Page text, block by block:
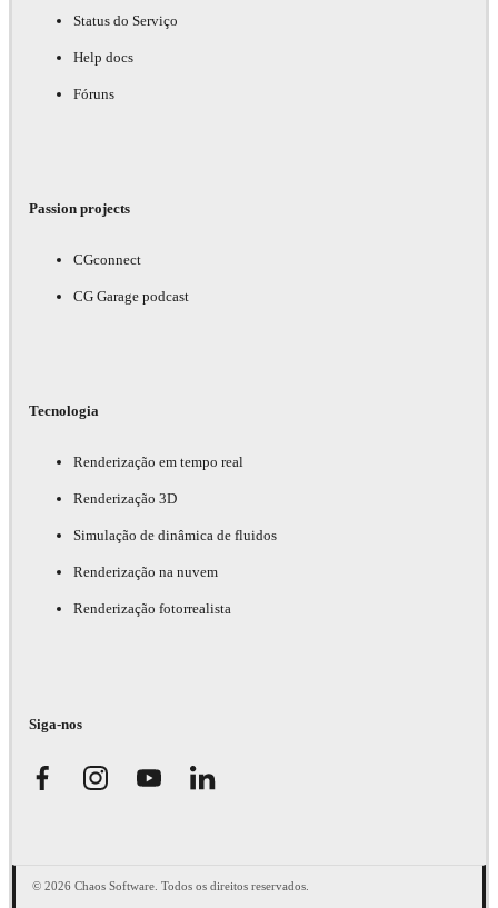
Status do Serviço
Help docs
Fóruns
Passion projects
CGconnect
CG Garage podcast
Tecnologia
Renderização em tempo real
Renderização 3D
Simulação de dinâmica de fluidos
Renderização na nuvem
Renderização fotorrealista
Siga-nos
© 2026 Chaos Software. Todos os direitos reservados.